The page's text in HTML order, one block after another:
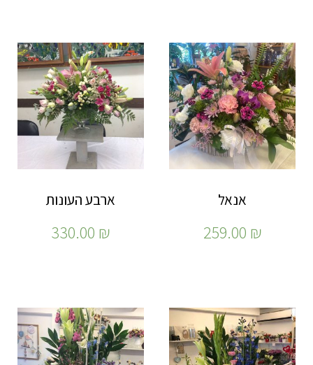
אנאל
259.00 ₪
ארבע העונות
330.00 ₪